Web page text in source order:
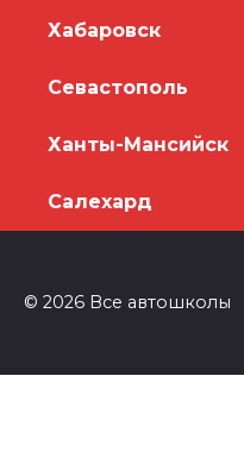
Хабаровск
Севастополь
Ханты-Мансийск
Салехард
© 2026 Все автошколы